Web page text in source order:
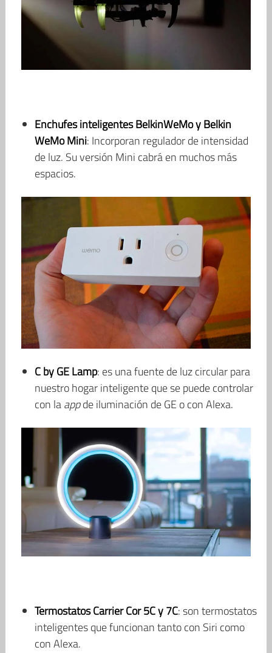
Enchufes inteligentes BelkinWeMo y Belkin
WeMo Mini: Incorporan regulador de intensidad
de luz. Su versión Mini cabrá en muchos más
espacios.
C by GE Lamp: es una fuente de luz circular para
nuestro hogar inteligente que se puede controlar
con laappde iluminación de GE o con Alexa.
Termostatos Carrier Cor 5C y 7C: son termostatos
inteligentes que funcionan tanto con Siri como
con Alexa.